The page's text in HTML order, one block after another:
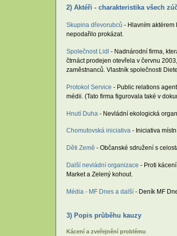
2) Aktéři - charakteristika všech
Skupina dřevorubců - Hlavním aktérem
nepodařilo prokázat.
Společnost Lidl - Nadnárodní firma,
čtrnáct prodejen otevřela v červnu
zaměstnanců. Vlastník společnosti
Protokol Service - Public relations
médii. (Tato firma figurovala také v
Hnutí Duha - Nevládní ekologická
Chomutovská iniciativa - Iniciativa
Děti Země - Občanské sdružení s
Další nevládní organizace - Proti
Market a Zelený kohout.
Média - MF Dnes a další - Deník MF
3) Popis průběhu kauzy
Kácení a zveřejnění problému